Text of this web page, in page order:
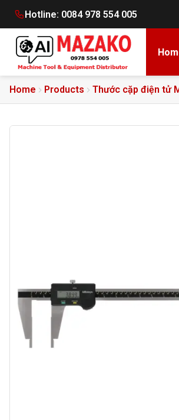
Hotline: 0084 978 554 005
Home Products Thước cặp điện tử